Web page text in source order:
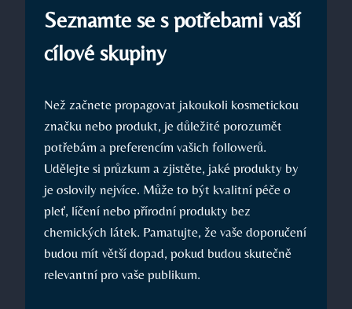
Seznamte se s potřebami vaší
cílové skupiny
Než začnete propagovat jakoukoli kosmetickou
značku nebo produkt, je důležité porozumět
potřebám a preferencím vašich followerů.
Udělejte si průzkum a zjistěte, jaké produkty by
je oslovily nejvíce. Může to být kvalitní péče o
pleť, líčení nebo přírodní produkty bez
chemických látek. Pamatujte, že vaše doporučení
budou mít větší dopad, pokud budou skutečně
relevantní pro vaše publikum.